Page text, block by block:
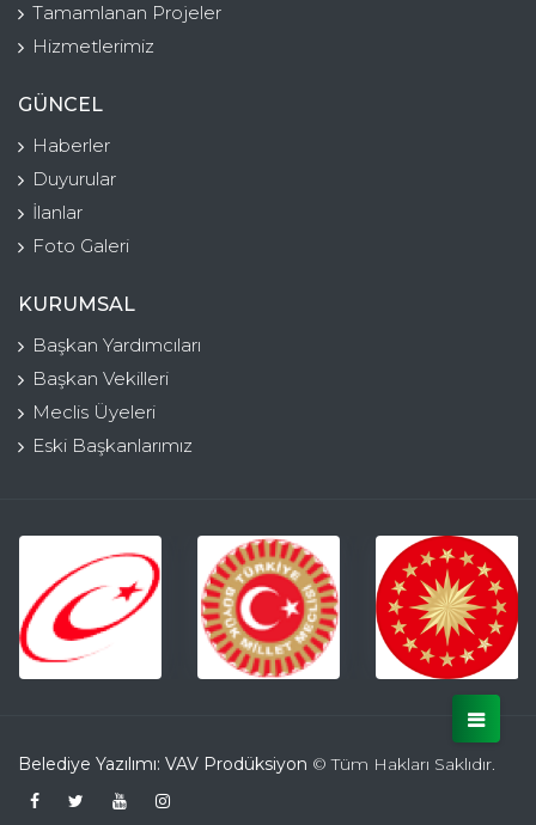
Tamamlanan Projeler
Hizmetlerimiz
GÜNCEL
Haberler
Duyurular
İlanlar
Foto Galeri
KURUMSAL
Başkan Yardımcıları
Başkan Vekilleri
Meclis Üyeleri
Eski Başkanlarımız
Belediye Yazılımı: VAV Prodüksiyon © Tüm Hakları Saklıdır.